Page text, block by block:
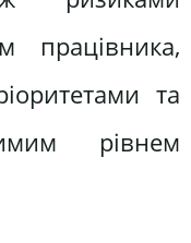
працівника,
та
рівнем